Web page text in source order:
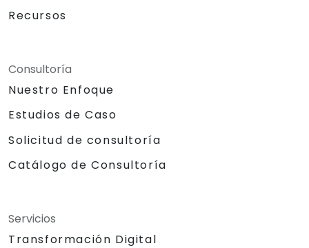
Recursos
Consultoría
Nuestro Enfoque
Estudios de Caso
Solicitud de consultoría
Catálogo de Consultoría
Servicios
Transformación Digital